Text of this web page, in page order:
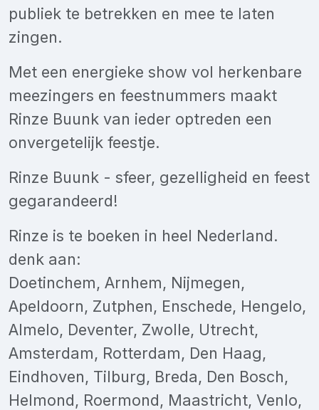
publiek te betrekken en mee te laten
zingen.
Met een energieke show vol herkenbare
meezingers en feestnummers maakt
Rinze Buunk van ieder optreden een
onvergetelijk feestje.
Rinze Buunk - sfeer, gezelligheid en feest
gegarandeerd!
Rinze is te boeken in heel Nederland.
denk aan:
Doetinchem, Arnhem, Nijmegen,
Apeldoorn, Zutphen, Enschede, Hengelo,
Almelo, Deventer, Zwolle, Utrecht,
Amsterdam, Rotterdam, Den Haag,
Eindhoven, Tilburg, Breda, Den Bosch,
Helmond, Roermond, Maastricht, Venlo,